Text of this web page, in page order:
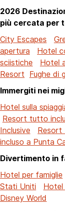
2026
più cercata per
City Escapes
apertura
Hotel
sciistiche
Hotel
Resort Fughe di
Immergiti nei
Hotel sulla
Resort tutto
Inclusive
Resort
incluso a Punta
Divertimento in
Hotel per famiglie
Stati Uniti
Hotel
Disney World